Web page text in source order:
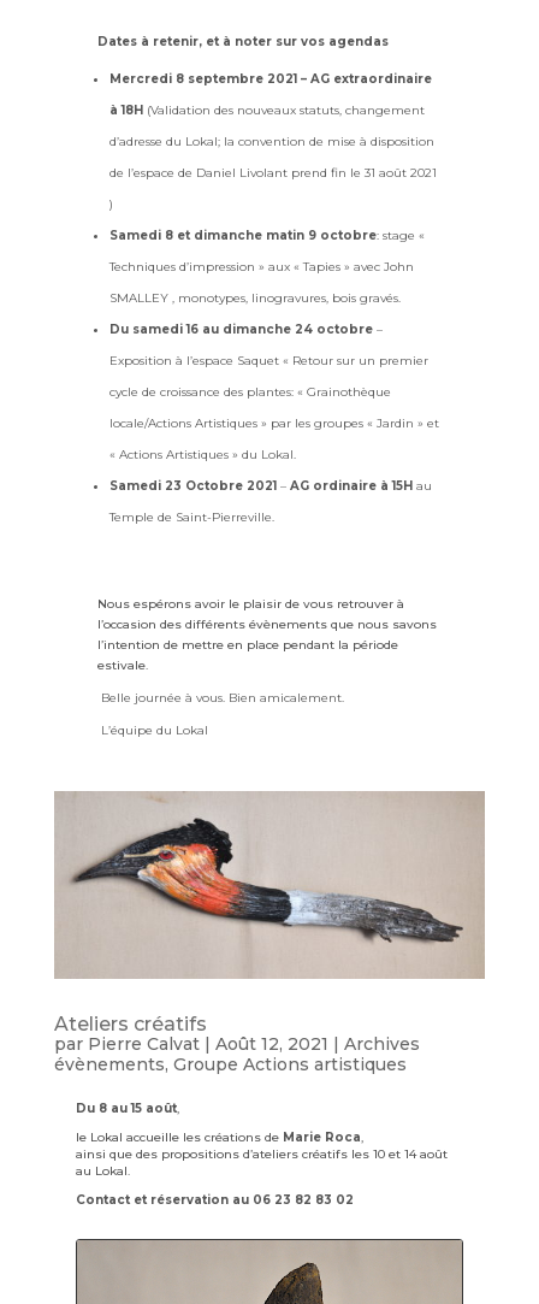
Dates à retenir, et à noter sur vos agendas
Mercredi 8 septembre 2021 – AG extraordinaire
à 18H (Validation des nouveaux statuts, changement
d’adresse du Lokal; la convention de mise à disposition
de l’espace de Daniel Livolant prend fin le 31 août 2021
)
Samedi 8 et dimanche matin 9 octobre: stage «
Techniques d’impression » aux « Tapies » avec John
SMALLEY , monotypes, linogravures, bois gravés.
Du samedi 16 au dimanche 24 octobre –
Exposition à l’espace Saquet « Retour sur un premier
cycle de croissance des plantes: « Grainothèque
locale/Actions Artistiques » par les groupes « Jardin » et
« Actions Artistiques » du Lokal.
Samedi 23 Octobre 2021 – AG ordinaire à 15H au
Temple de Saint-Pierreville.
Nous espérons avoir le plaisir de vous retrouver à
l’occasion des différents évènements que nous savons
l’intention de mettre en place pendant la période
estivale.
Belle journée à vous. Bien amicalement.
L’équipe du Lokal
Ateliers créatifs
par Pierre Calvat| Août 12, 2021 | Archives
évènements, Groupe Actions artistiques
Du 8 au 15 août,
le Lokal accueille les créations de Marie Roca
ainsi que des propositions d’ateliers créatifs les 10 et 14 août
au Lokal.
Contact et réservation au 06 23 82 83 02